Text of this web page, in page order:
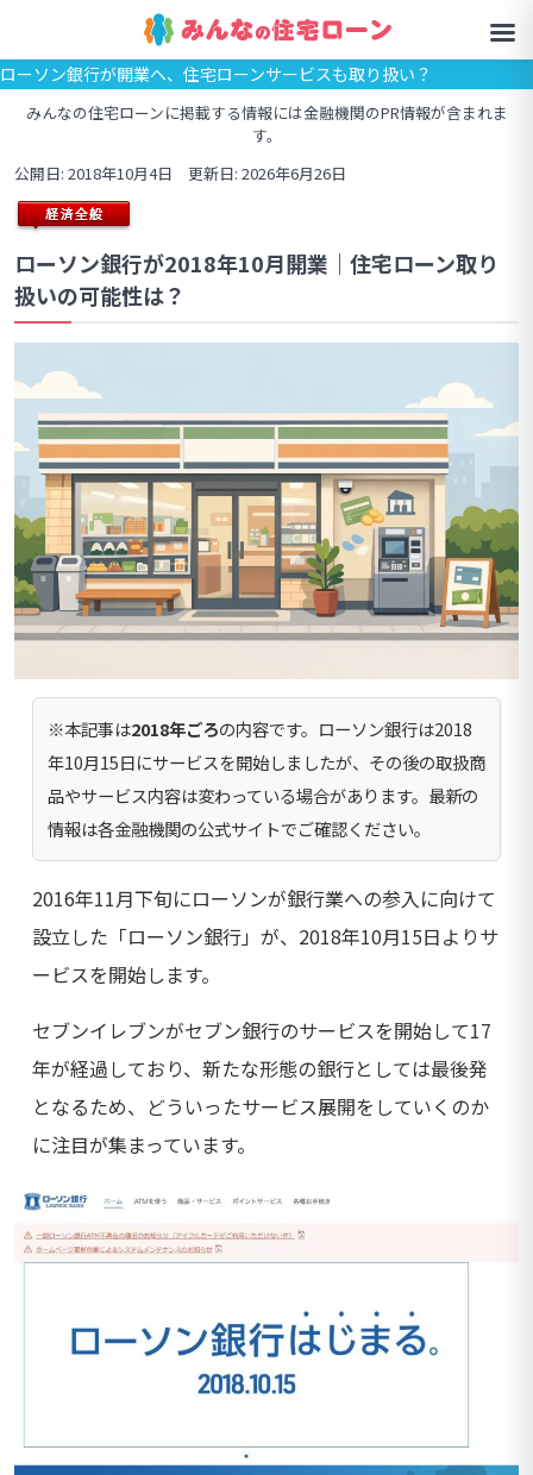
ローソン銀行が開業へ、住宅ローンサービスも取り扱い？
みんなの住宅ローンに掲載する情報には金融機関のPR情報が含まれま
す。
公開日: 2018年10月4日 更新日: 2026年6月26日
ローソン銀行が2018年10月開業｜住宅ローン取り
扱いの可能性は？
※本記事は2018年ごろの内容です。ローソン銀行は2018
年10月15日にサービスを開始しましたが、その後の取扱商
品やサービス内容は変わっている場合があります。最新の
情報は各金融機関の公式サイトでご確認ください。
2016年11月下旬にローソンが銀行業への参入に向けて
設立した「ローソン銀行」が、2018年10月15日よりサ
ービスを開始します。
セブンイレブンがセブン銀行のサービスを開始して17
年が経過しており、新たな形態の銀行としては最後発
となるため、どういったサービス展開をしていくのか
に注目が集まっています。